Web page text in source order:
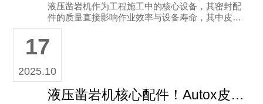
液压凿岩机作为工程施工中的核心设备，其密封配
件的质量直接影响作业效率与设备寿命，其中皮碗
作为关键密封部件，承担着防止液压油泄漏、维持
系统压力稳定的重要作用。
17
2025.10
液压凿岩机核心配件！Autox皮碗3115 1822-01 为何是施工利器？